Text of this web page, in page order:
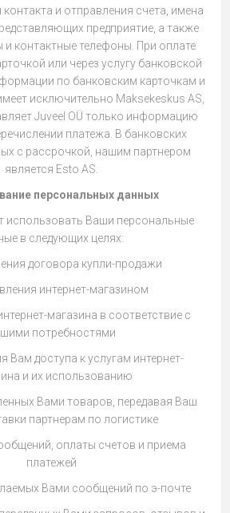
и отправления счета, имена
предприятие, а также
и контактные телефоны. При оплате
или через услугу банковской
по банковским карточкам и
исключительно Maksekeskus AS,
Juveel OÜ только информацию
платежа. В банковских
с рассрочкой, нашим партнером
является Esto AS.
персональных данных
использовать Ваши персональные
в следующих целях:
договора купли-продажи
интернет-магазином
магазина в соответствие с
потребностями
Вам доступа к услугам интернет-
и их использованию
Вами товаров, передавая Ваш
партнерам по логистике
оплаты счетов и приема
платежей
Вами сообщений по э-почте